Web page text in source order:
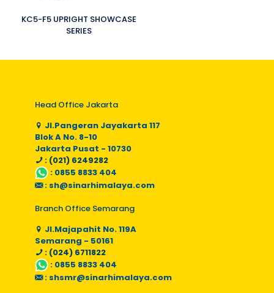
KC5-F5 UPRIGHT SHOWCASE
SERIES
Head Office Jakarta
Jl.Pangeran Jayakarta 117
Blok A No. 8-10
Jakarta Pusat - 10730
: (021) 6249282
: 0855 8833 404
: sh@sinarhimalaya.com
Branch Office Semarang
Jl.Majapahit No. 119A
Semarang - 50161
: (024) 6711822
: 0855 8833 404
: shsmr@sinarhimalaya.com